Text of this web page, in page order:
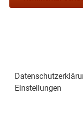
Einstellungen